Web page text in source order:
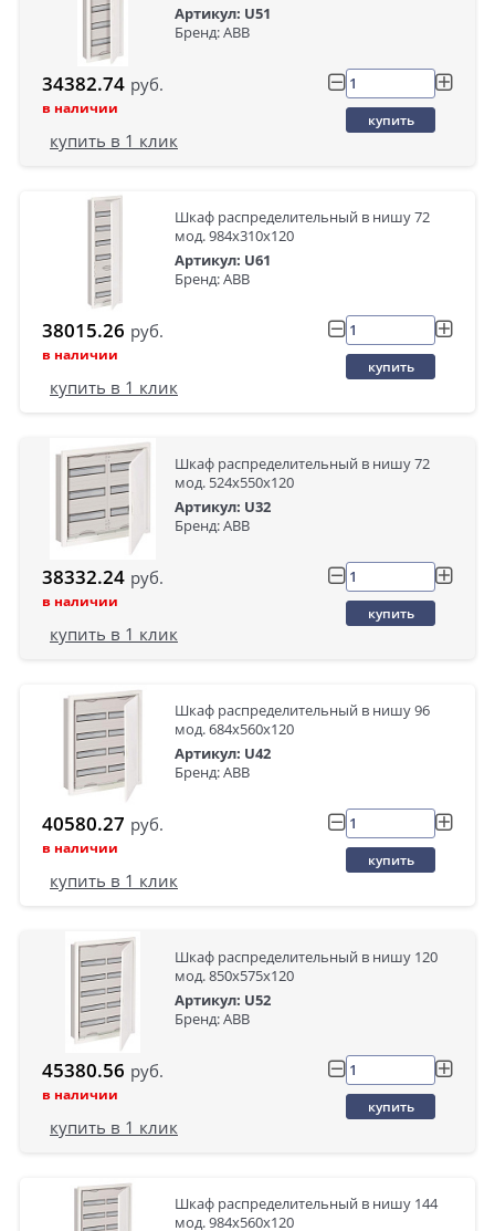
Артикул: U51
Бренд: ABB
34382.74 руб.
в наличии
купить
купить в 1 клик
Шкаф распределительный в нишу 72
мод. 984х310х120
Артикул: U61
Бренд: ABB
38015.26 руб.
в наличии
купить
купить в 1 клик
Шкаф распределительный в нишу 72
мод. 524х550х120
Артикул: U32
Бренд: ABB
38332.24 руб.
в наличии
купить
купить в 1 клик
Шкаф распределительный в нишу 96
мод. 684х560х120
Артикул: U42
Бренд: ABB
40580.27 руб.
в наличии
купить
купить в 1 клик
Шкаф распределительный в нишу 120
мод. 850х575х120
Артикул: U52
Бренд: ABB
45380.56 руб.
в наличии
купить
купить в 1 клик
Шкаф распределительный в нишу 144
мод. 984х560х120